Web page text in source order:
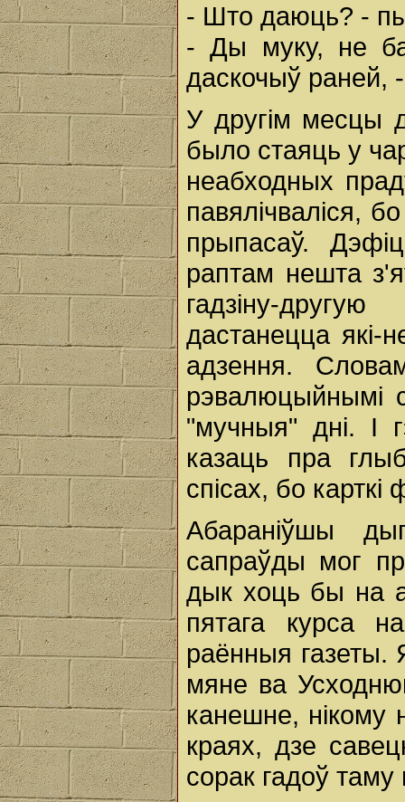
- Што даюць? -
- Ды муку, не
даскочыў раней,
У другім месцы
было стаяць у
неабходных
павялічваліся,
прыпасаў.
раптам нешта
гадзіну-
дастанецца які-
адзення.
рэвалюцыйнымі
"мучныя" дні. І
казаць пра
спісах, бо
Абараніўшы
сапраўды мог
дык хоць бы на
пятага курса
раённыя газеты.
мяне ва
канешне, нікому
краях, дзе
сорак гадоў таму